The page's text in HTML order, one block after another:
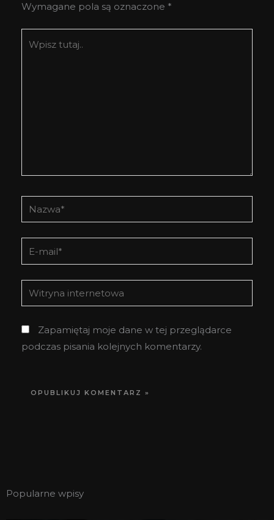
Wymagane pola są oznaczone *
tutaj..
Nazwa*
E-
mail*
Witryna
internetowa
Zapamiętaj moje dane w tej przeglądarce
podczas pisania kolejnych komentarzy.
Popularne wpisy